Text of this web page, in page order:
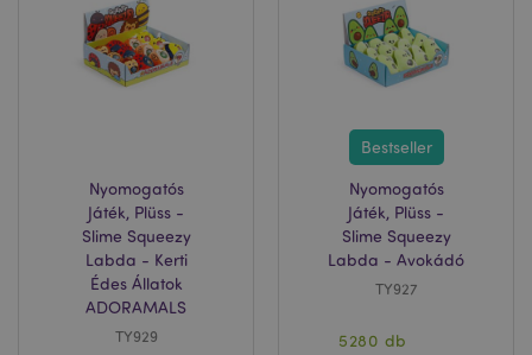
Nyomogatós
Játék, Plüss -
Slime Squeezy
Labda - Kerti
Édes Állatok
ADORAMALS
TY929
Bestseller
Nyomogatós
Játék, Plüss -
Slime Squeezy
Labda - Avokádó
TY927
5280 db